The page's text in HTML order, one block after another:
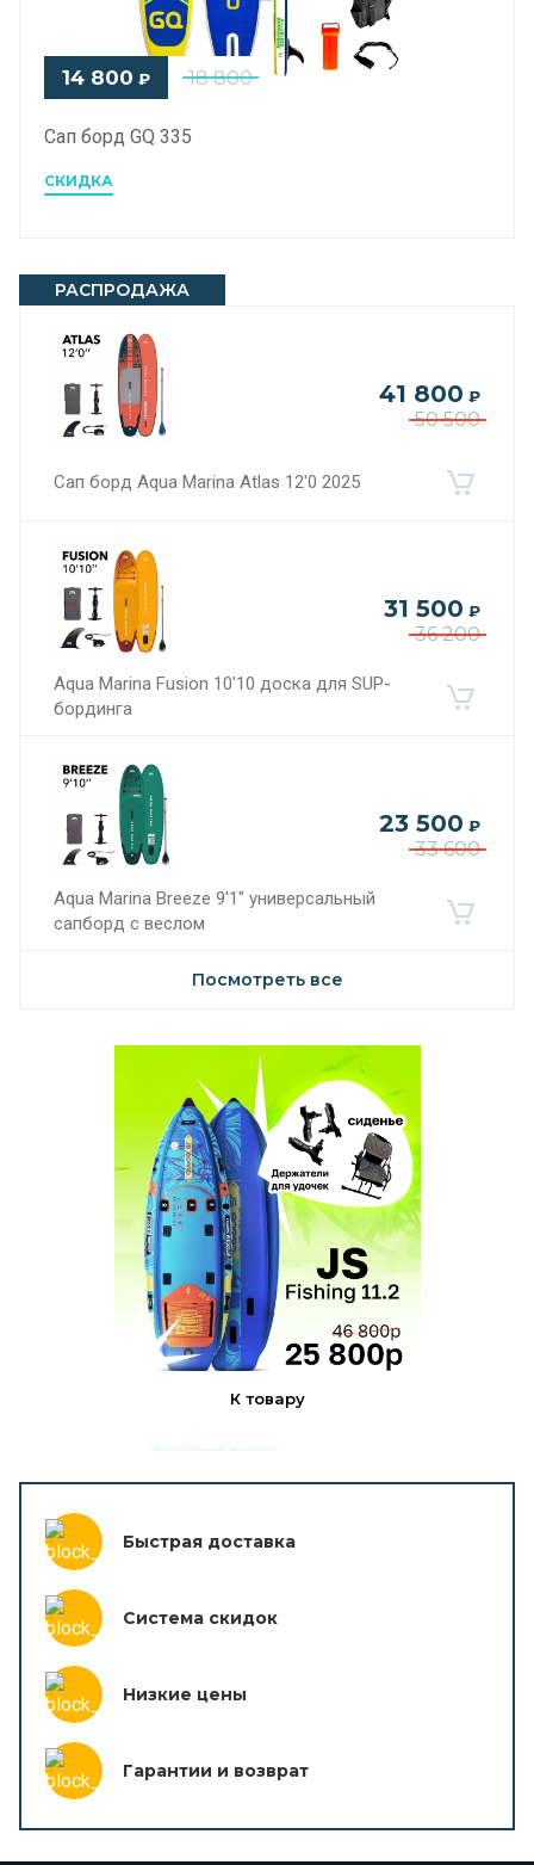
18 800
14 800 ₽
Сап борд GQ 335
СКИДКА
РАСПРОДАЖА
50 500
41 800 ₽
Сап борд Aqua Marina Atlas 12'0 2025
36 200
31 500 ₽
Aqua Marina Fusion 10'10 доска для SUP-
бординга
33 600
23 500 ₽
Aqua Marina Breeze 9'1" универсальный
сапборд с веслом
Посмотреть все
К товару
Быстрая доставка
Система скидок
Низкие цены
Гарантии и возврат